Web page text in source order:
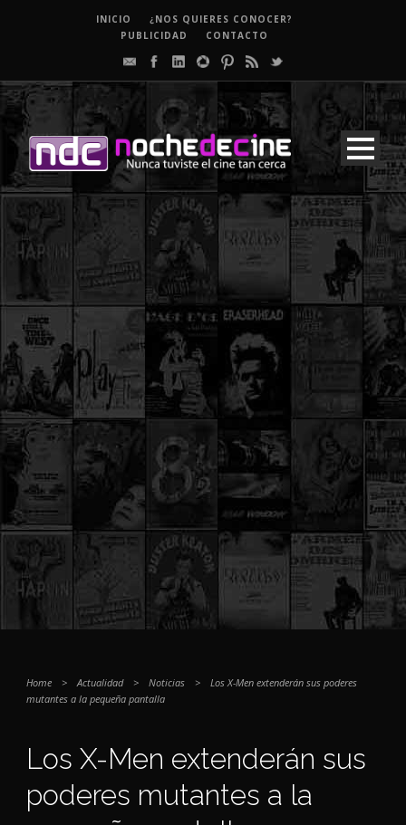
INICIO
¿NOS QUIERES CONOCER?
PUBLICIDAD
CONTACTO
Home > Actualidad > Noticias >
Los X-Men extenderán sus poderes
mutantes a la pequeña pantalla
Los X-Men extenderán sus
poderes mutantes a la